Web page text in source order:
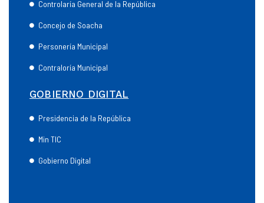
Controlaría General de la República
Concejo de Soacha
Personería Municipal
Contraloría Municipal
GOBIERNO DIGITAL
Presidencia de la República
Min TIC
Gobierno Digital